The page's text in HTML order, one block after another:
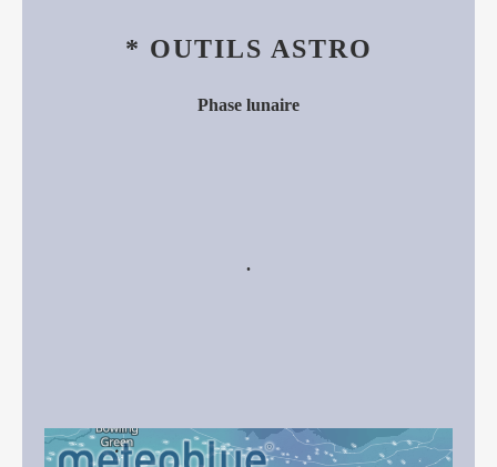
* OUTILS ASTRO
Phase lunaire
.